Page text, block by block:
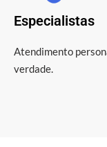
Especialistas
Atendimento
verdade.